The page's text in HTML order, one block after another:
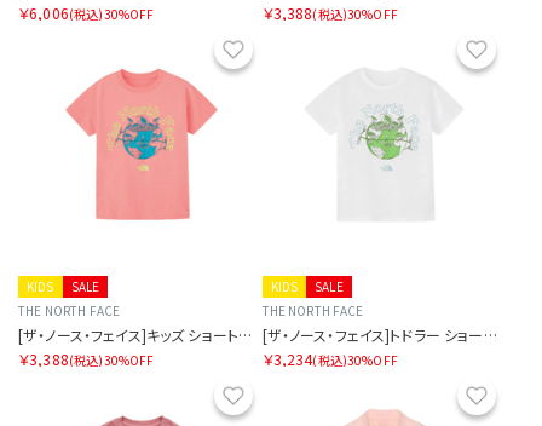
￥6,006(税込)30%OFF
￥3,388(税込)30%OFF
お気に入り
SALE
KIDS
THE NORTH FACE
[ザ・ノース・フェイス]キッズ ショートスリーブルミナスグラフィックティー
￥3,388(税込)30%OFF
SALE
KIDS
THE NORTH FACE
[ザ・ノース・フェイス]トドラー ショートスリーブルミナスグラフィックティー
￥3,234(税込)30%OFF
お気に入り